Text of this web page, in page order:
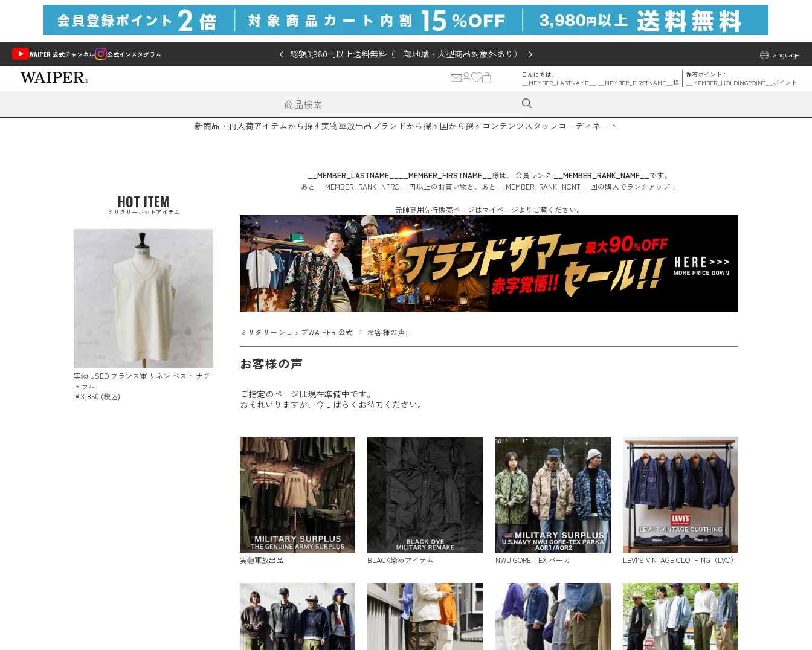
WAIPER 公式チャンネル 公式インスタグラム 総額3,980円以上送料無料（一部地域・大型商品対象外あり） Language
こんにちは、
__MEMBER_LASTNAME__ __MEMBER_FIRSTNAME__ 様
保有ポイント：
__MEMBER_HOLDINGPOINT__ ポイント
新商品・再入荷アイテムから探す実物軍放出品 ブランドから探す国から探すコンテンツ スタッフコーディネート
__MEMBER_LASTNAME__ __MEMBER_FIRSTNAME__ 様は、 会員ランク: __MEMBER_RANK_NAME__ です。
あと
__MEMBER_RANK_NPRC__ 円以上のお買い物と、あと __MEMBER_RANK_NCNT__ 回の購入でランクアップ！
元帥専用先行販売ページはマイページよりご覧ください。
ミリタリーショップWAIPER 公式 お客様の声:
お客様の声
ご指定のページは現在準備中です。
おそれいりますが、今しばらくお待ちください。
実物軍放出品 BLACK染めアイテム NWU GORE-TEX パーカ LEVI'S VINTAGE CLOTHING（LVC）
HOT ITEM
ミリタリーホットアイテム
実物 USED フランス軍 リネン ベスト ナチ
ュラル
￥3,850 (税込)